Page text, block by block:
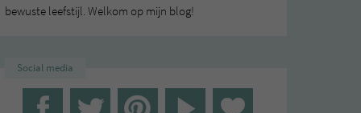
bewuste leefstijl. Welkom op mijn blog!
Social media